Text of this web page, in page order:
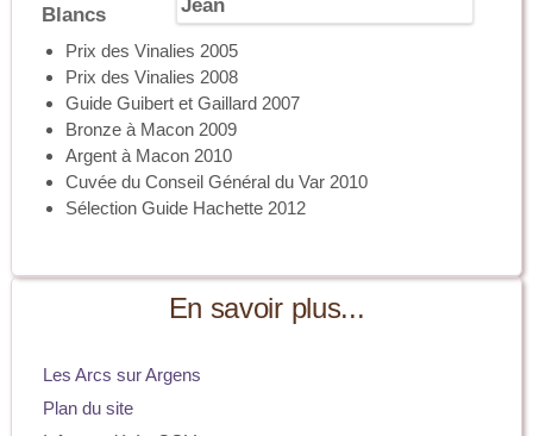
Blancs
Prix des Vinalies 2005
Prix des Vinalies 2008
Guide Guibert et Gaillard 2007
Bronze à Macon 2009
Argent à Macon 2010
Cuvée du Conseil Général du Var 2010
Sélection Guide Hachette 2012
En savoir plus...
Les Arcs sur Argens
Plan du site